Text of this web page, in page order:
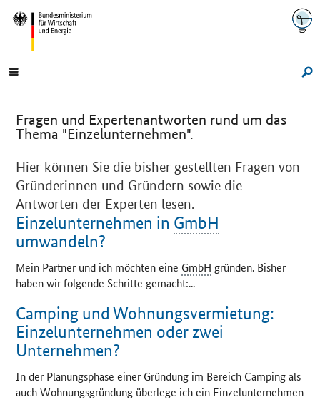
Navigation
Hauptmenü
Fragen und Expertenantworten rund um das
Thema "Einzelunternehmen".
Hier können Sie die bisher gestellten Fragen von
Gründerinnen und Gründern sowie die
Antworten der Experten lesen.
Einzelunternehmen in GmbH
umwandeln?
Mein Partner und ich möchten eine GmbH gründen. Bisher
haben wir folgende Schritte gemacht:...
Camping und Wohnungsvermietung:
Einzelunternehmen oder zwei
Unternehmen?
In der Planungsphase einer Gründung im Bereich Camping als
auch Wohnungsgründung überlege ich ein Einzelunternehmen